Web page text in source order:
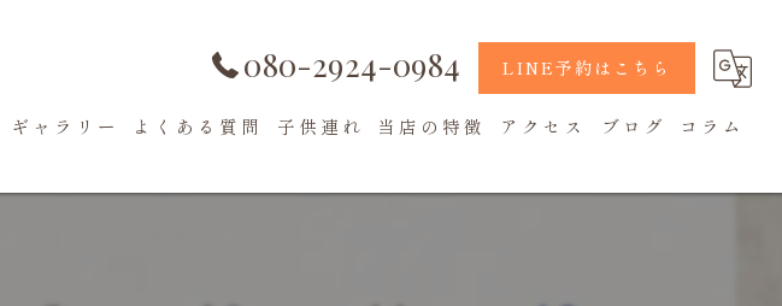
080-2924-0984 LINE予約はこちら
ギャラリー よくある質問 子供連れ 当店の特徴 アクセス ブログ コラム